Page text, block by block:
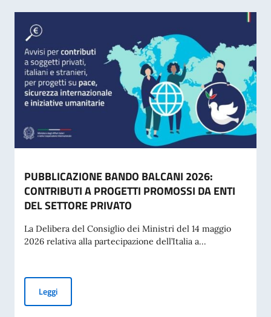
PUBBLICAZIONE BANDO BALCANI 2026:
CONTRIBUTI A PROGETTI PROMOSSI DA ENTI
DEL SETTORE PRIVATO
La Delibera del Consiglio dei Ministri del 14 maggio
2026 relativa alla partecipazione dell’Italia a...
LeggiPUBBLICAZIONE BANDO BALCANI 2026: CONTRIBUTI A